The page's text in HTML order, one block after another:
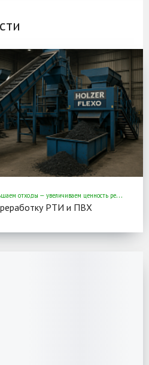
отходы — увеличиваем ценность ресурсов
РТИ и ПВХ